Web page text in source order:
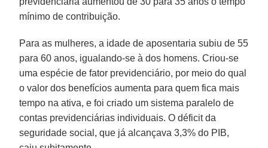
mínimo de contribuição.
Para as mulheres, a idade de aposentaria subiu de 55
para 60 anos, igualando-se à dos homens. Criou-se
uma espécie de fator previdenciário, por meio do qual
o valor dos benefícios aumenta para quem fica mais
tempo na ativa, e foi criado um sistema paralelo de
contas previdenciárias individuais. O déficit da
seguridade social, que já alcançava 3,3% do PIB,